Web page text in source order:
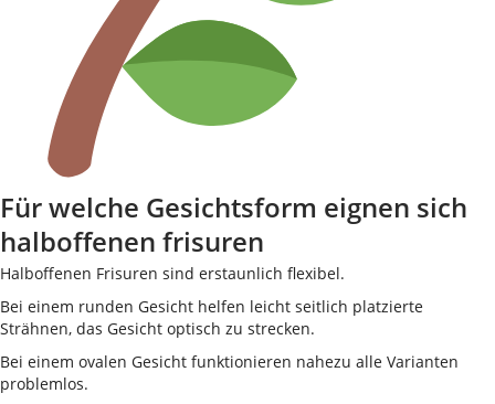
Für welche Gesichtsform eignen sich
halboffenen frisuren
Halboffenen Frisuren sind erstaunlich flexibel.
Bei einem runden Gesicht helfen leicht seitlich platzierte
Strähnen, das Gesicht optisch zu strecken.
Bei einem ovalen Gesicht funktionieren nahezu alle Varianten
problemlos.